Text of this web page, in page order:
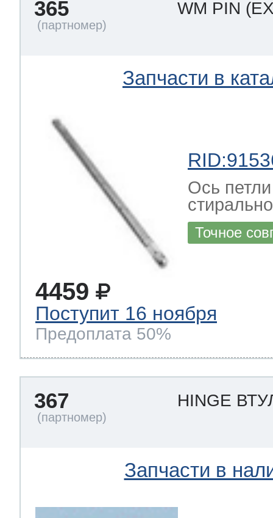
365 WM PIN
Запчасти в
Ось
Точное
4459
Поступит 16 ноября
Предоплата 50%
367 HINGE
Запчасти в